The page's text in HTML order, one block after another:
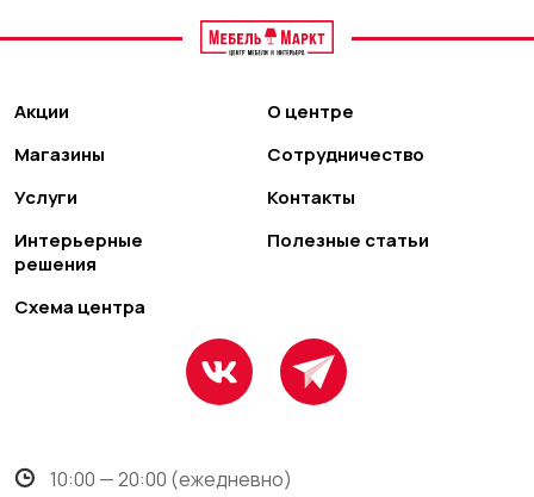
Акции
Магазины
Услуги
Интерьерные
решения
Схема центра
О центре
Сотрудничество
Контакты
Полезные статьи
10:00 — 20:00 (ежедневно)